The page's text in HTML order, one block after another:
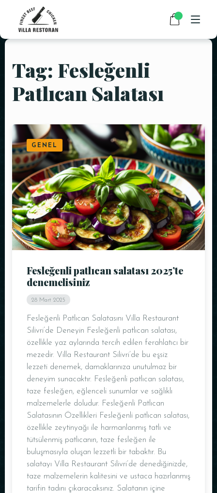
ANASAYFA
HAKKIMIZDA
PAKET SERVİS
HABERLER
İLETIŞIM
Tag: Fesleğenli
Patlıcan Salatası
GENEL
Fesleğenli patlıcan salatası 2025’te
denemelisiniz
28 Mart 2025
Fesleğenli Patlıcan Salatasını Villa Restaurant
Silivri’de Deneyin Fesleğenli patlıcan salatası,
özellikle yaz aylarında tercih edilen ferahlatıcı bir
mezedir. Villa Restaurant Silivri’de bu eşsiz
lezzeti denemek, damaklarınıza unutulmaz bir
deneyim sunacaktır. Fesleğenli patlıcan salatası,
taze fesleğen, eğlenceli sunumlar ve sağlıklı
malzemelerle doludur. Fesleğenli Patlıcan
Salatasının Özellikleri Fesleğenli patlıcan salatası,
özellikle zeytinyağı ile harmanlanmış tatlı ve
tütsülenmiş patlıcanın, taze fesleğen ile
buluşmasıyla oluşan lezzetli bir tabaktır. Bu
salatayı Villa Restaurant Silivri’de denediğinizde,
taze malzemelerin kalitesini ve ustaca hazırlanmış
tarifin tadını çıkaracaksınız. Salatanın içine
Masa Rezervasyonu